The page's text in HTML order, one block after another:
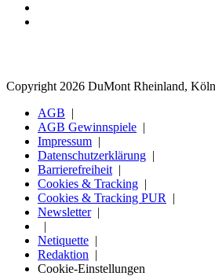
Copyright 2026 DuMont Rheinland, Köln
AGB
AGB Gewinnspiele
Impressum
Datenschutzerklärung
Barrierefreiheit
Cookies & Tracking
Cookies & Tracking PUR
Newsletter
Netiquette
Redaktion
Cookie-Einstellungen